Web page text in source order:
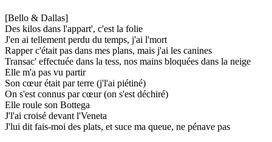
[Bello & Dallas]
Des kilos dans l'appart', c'est la folie
J'en ai tellement perdu du temps, j'ai l'mort
Rapper c'était pas dans mes plans, mais j'ai les canines
Transac' effectuée dans la tess, nos mains bloquées dans la neige
Elle m'a pas vu partir
Son cœur était par terre (j'l'ai piétiné)
On s'est connus par cœur (on s'est déchiré)
Elle roule son Bottega
J'l'ai croisé devant l'Veneta
J'lui dit fais-moi des plats, et suce ma queue, ne pénave pas